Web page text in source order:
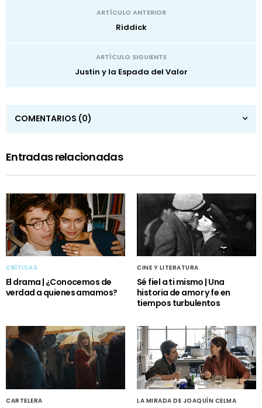
ARTÍCULO ANTERIOR
Riddick
ARTÍCULO SIGUIENTE
Justin y la Espada del Valor
COMENTARIOS (0)
Entradas relacionadas
CRÍTICAS
El drama | ¿Conocemos de
verdad a quienes amamos?
CINE Y LITERATURA
Sé fiel a ti mismo | Una
historia de amor y fe en
tiempos turbulentos
CARTELERA LA MIRADA DE JOAQUÍN CELMA